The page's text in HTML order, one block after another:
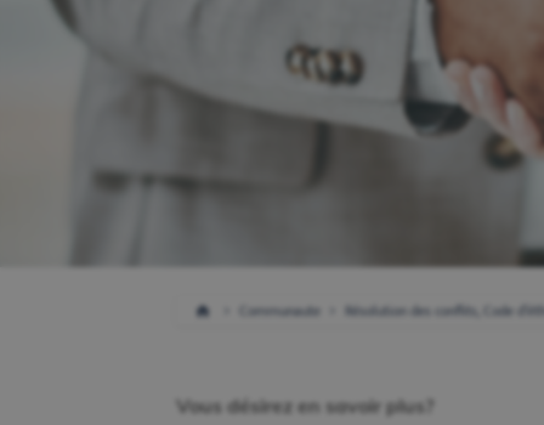
Communaute Résolution des conflits, Code
Vous désirez en savoir plus?